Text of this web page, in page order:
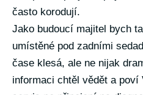
často korodují.
Jako budoucí majitel bych
umístěné pod zadními
čase klesá, ale ne nijak
informaci chtěl vědět a poví